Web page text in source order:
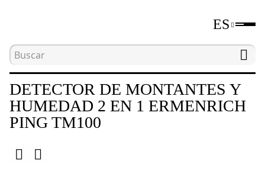
ES
Inicio
DETECTOR DE MONTANTES Y
HUMEDAD 2 EN 1 ERMENRICH
PING TM100